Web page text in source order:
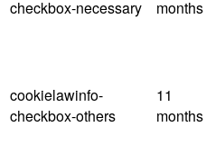
checkbox-necessary months
cookielawinfo-
checkbox-others
11
months